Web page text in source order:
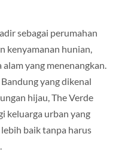
sebagai perumahan
kenyamanan hunian,
yang menenangkan.
yang dikenal
hijau, The Verde
keluarga urban yang
baik tanpa harus